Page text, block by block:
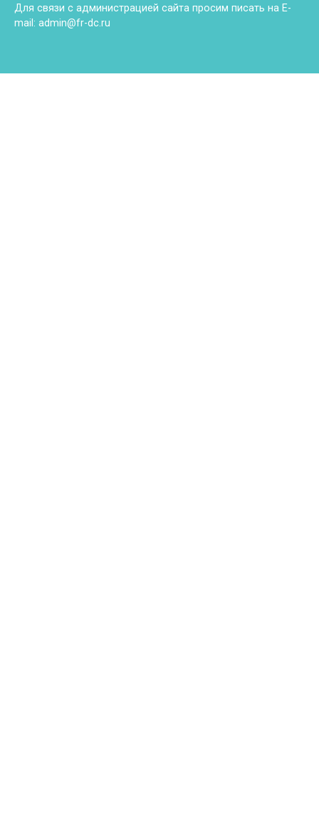
Для связи с администрацией сайта просим писать на E-
mail: admin@fr-dc.ru